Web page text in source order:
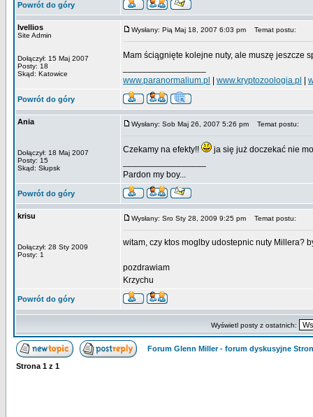
Powrót do góry
Ivellios
Site Admin
Dołączył: 15 Maj 2007
Posty: 18
Skąd: Katowice
Wysłany: Pią Maj 18, 2007 6:03 pm Temat postu:
Mam ściągnięte kolejne nuty, ale muszę jeszcze
www.paranormalium.pl
www.kryptozoologia.pl
Powrót do góry
Ania
Dołączył: 18 Maj 2007
Posty: 15
Skąd: Słupsk
Wysłany: Sob Maj 26, 2007 5:26 pm Temat postu:
Czekamy na efekty!!
ja się już doczekać nie
Pardon my boy...
Powrót do góry
krisu
Dołączył: 28 Sty 2009
Posty: 1
Wysłany: Sro Sty 28, 2009 9:25 pm Temat postu:
witam, czy ktos moglby udostepnic nuty Millera?
pozdrawiam
Krzychu
Powrót do góry
Wyświetl posty z ostatnich:
Forum Glenn Miller - forum dyskusyjne
Strona 1 z 1